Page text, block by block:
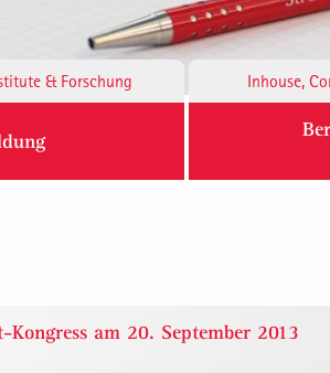
& Forschung Inhouse,
am 20. September 2013